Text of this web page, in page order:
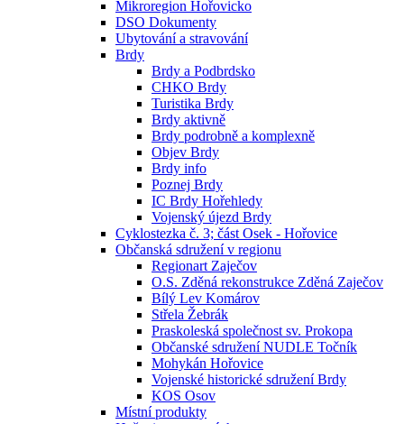
Mikroregion Hořovicko
DSO Dokumenty
Ubytování a stravování
Brdy
Brdy a Podbrdsko
CHKO Brdy
Turistika Brdy
Brdy aktivně
Brdy podrobně a komplexně
Objev Brdy
Brdy info
Poznej Brdy
IC Brdy Hořehledy
Vojenský újezd Brdy
Cyklostezka č. 3; část Osek - Hořovice
Občanská sdružení v regionu
Regionart Zaječov
O.S. Zděná rekonstrukce Zděná Zaječov
Bílý Lev Komárov
Střela Žebrák
Praskoleská společnost sv. Prokopa
Občanské sdružení NUDLE Točník
Mohykán Hořovice
Vojenské historické sdružení Brdy
KOS Osov
Místní produkty